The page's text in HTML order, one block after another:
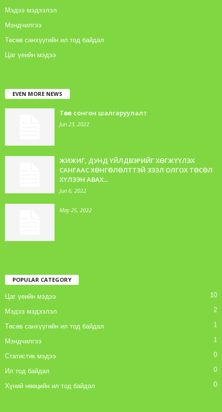
Мэдээ мэдээлэл
Мэндчилгээ
Төсөв санхүүгийн ил тод байдал
Цаг үеийн мэдээ
EVEN MORE NEWS
Төсөл сонгон шалгаруулалт
Jun 23, 2022
ЖИЖИГ, ДУНД ҮЙЛДВЭРИЙГ ХӨГЖҮҮЛЭХ
САНГААС ХӨНГӨЛӨЛТТЭЙ ЗЭЭЛ ОЛГОХ ТӨСӨЛ
ХҮЛЭЭН АВАХ...
Jun 6, 2022
May 25, 2022
POPULAR CATEGORY
Цаг үеийн мэдээ 10
Мэдээ мэдээлэл 2
Төсөв санхүүгийн ил тод байдал 1
Мэндчилгээ 1
Статистик мэдээ 0
Ил тод байдал 0
Хүний нөөцийн ил тод байдал 0